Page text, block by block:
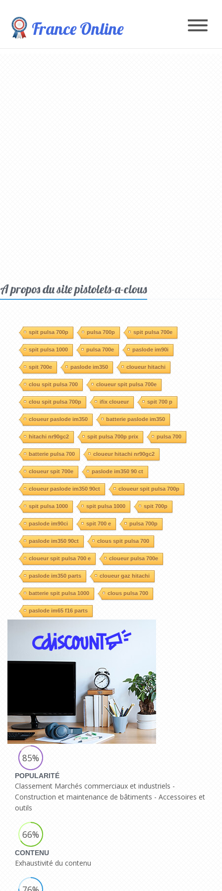
France Online
A propos du site pistolets-a-clous
spit pulsa 700p pulsa 700p spit pulsa 700e
spit pulsa 1000 pulsa 700e paslode im90i
spit 700e paslode im350 cloueur hitachi
clou spit pulsa 700 cloueur spit pulsa 700e
clou spit pulsa 700p ifix cloueur spit 700 p
cloueur paslode im350 batterie paslode im350
hitachi nr90gc2 spit pulsa 700p prix pulsa 700
batterie pulsa 700 cloueur hitachi nr90gc2
cloueur spit 700e paslode im350 90 ct
cloueur paslode im350 90ct cloueur spit pulsa 700p
spit pulsa 1000 spit pulsa 1000 spit 700p
paslode im90ci spit 700 e pulsa 700p
paslode im350 90ct clous spit pulsa 700
cloueur spit pulsa 700 e cloueur pulsa 700e
paslode im350 parts cloueur gaz hitachi
batterie spit pulsa 1000 clous pulsa 700
paslode im65 f16 parts
85%
POPULARITÉ
Classement Marchés commerciaux et industriels -
Construction et maintenance de bâtiments - Accessoires et
outils
66%
CONTENU
Exhaustivité du contenu